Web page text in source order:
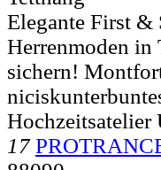
Elegante First &
Herrenmoden in
sichern!
Hochzeitsatelier
17